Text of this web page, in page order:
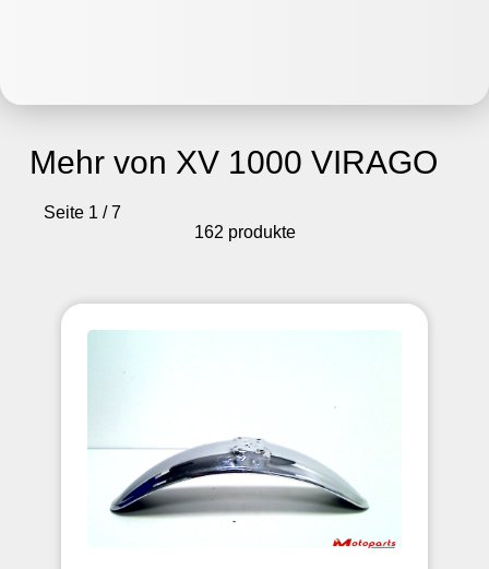
Mehr von XV 1000 VIRAGO
Seite 1 / 7
162 produkte